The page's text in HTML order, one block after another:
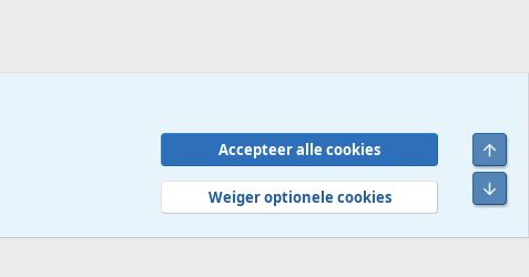
Voorwaarden en regels Privacybeleid Help
R
S
Accepteer alle cookies
Weiger optionele cookies